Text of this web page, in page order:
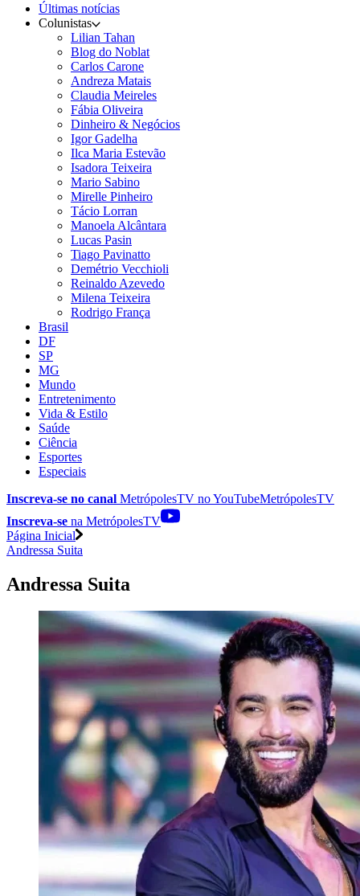
Últimas notícias
Colunistas
Lilian Tahan
Blog do Noblat
Carlos Carone
Andreza Matais
Claudia Meireles
Fábia Oliveira
Dinheiro & Negócios
Igor Gadelha
Ilca Maria Estevão
Isadora Teixeira
Mario Sabino
Mirelle Pinheiro
Tácio Lorran
Manoela Alcântara
Lucas Pasin
Tiago Pavinatto
Demétrio Vecchioli
Reinaldo Azevedo
Milena Teixeira
Rodrigo França
Brasil
DF
SP
MG
Mundo
Entretenimento
Vida & Estilo
Saúde
Ciência
Esportes
Especiais
Inscreva-se no canal MetrópolesTV noYouTubeMetrópolesTV
Inscreva-se na MetrópolesTV
Página Inicial
Andressa Suita
Andressa Suita